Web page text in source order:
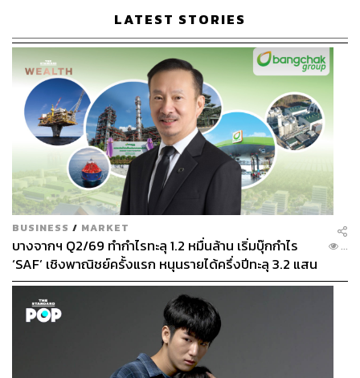
LATEST STORIES
BUSINESS / MARKET
บางจากฯ Q2/69 ทำกำไรทะลุ 1.2 หมื่นล้าน เริ่มบุ๊กกำไร
‘SAF’ เชิงพาณิชย์ครั้งแรก หนุนรายได้ครึ่งปีทะลุ 3.2 แสน
ล้าน
...